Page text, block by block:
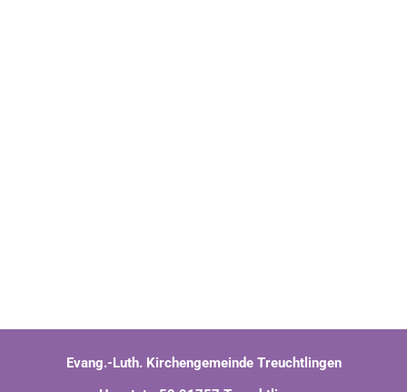
Evang.-Luth. Kirchengemeinde Treuchtlingen